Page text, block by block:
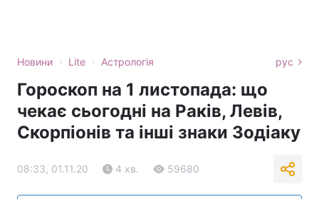
Новини › Lite › Астрологія рус
Гороскоп на 1 листопада: що
чекає сьогодні на Раків, Левів,
Скорпіонів та інші знаки Зодіаку
08:33, 01.11.20 4 хв. 59680